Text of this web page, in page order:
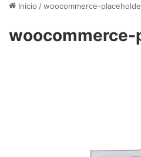
Inicio /woocommerce-